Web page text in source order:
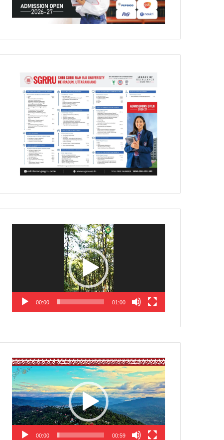
00:00 01:00
Video
Player
00:00 00:59